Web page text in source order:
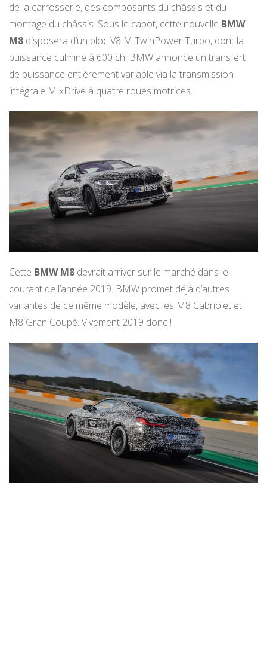
de la carrosserie, des composants du châssis et du
montage du châssis. Sous le capot, cette nouvelle BMW
M8 disposera d’un bloc V8 M TwinPower Turbo, dont la
puissance culmine à 600 ch. BMW annonce un transfert
de puissance entièrement variable via la transmission
intégrale M xDrive à quatre roues motrices.
Cette BMW M8 devrait arriver sur le marché dans le
courant de l’année 2019. BMW promet déjà d’autres
variantes de ce même modèle, avec les M8 Cabriolet et
M8 Gran Coupé. Vivement 2019 donc !